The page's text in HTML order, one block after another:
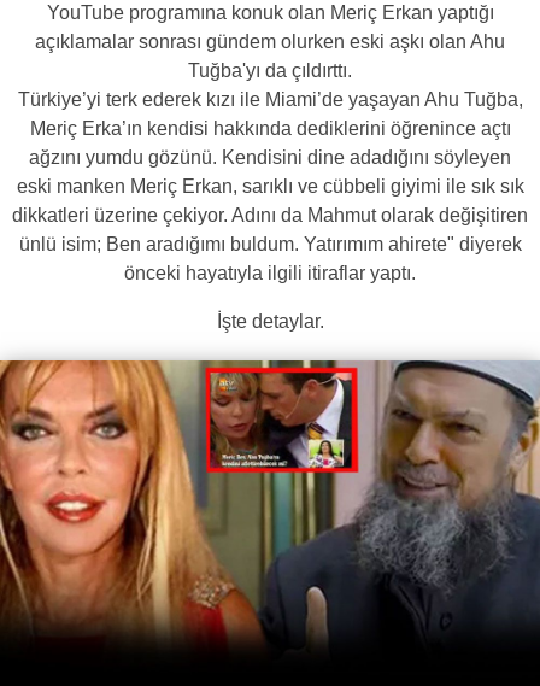
YouTube programına konuk olan Meriç Erkan yaptığı
açıklamalar sonrası gündem olurken eski aşkı olan Ahu
Tuğba'yı da çıldırttı.
Türkiye’yi terk ederek kızı ile Miami’de yaşayan Ahu Tuğba,
Meriç Erka’ın kendisi hakkında dediklerini öğrenince açtı
ağzını yumdu gözünü. Kendisini dine adadığını söyleyen
eski manken Meriç Erkan, sarıklı ve cübbeli giyimi ile sık sık
dikkatleri üzerine çekiyor. Adını da Mahmut olarak değişitiren
ünlü isim; Ben aradığımı buldum. Yatırımım ahirete" diyerek
önceki hayatıyla ilgili itiraflar yaptı.
İşte detaylar.